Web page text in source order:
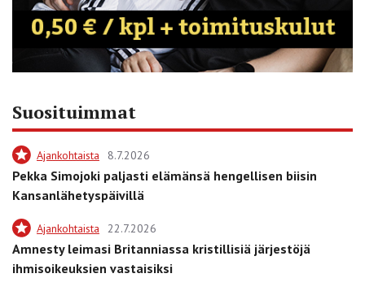
Suosituimmat
Ajankohtaista 8.7.2026
Pekka Simojoki paljasti elämänsä hengellisen biisin
Kansanlähetyspäivillä
Ajankohtaista 22.7.2026
Amnesty leimasi Britanniassa kristillisiä järjestöjä
ihmisoikeuksien vastaisiksi